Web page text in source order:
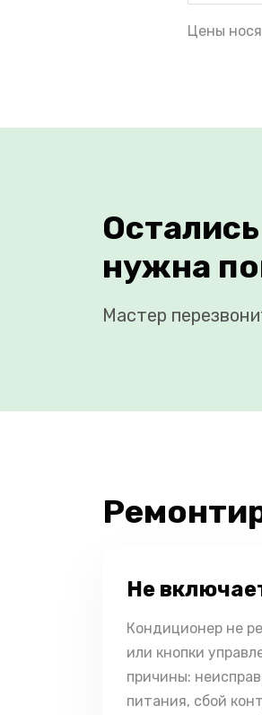
Цены
нужна
Мастер
Не
Кондиционер не
или кнопки
причины:
питания, сбой